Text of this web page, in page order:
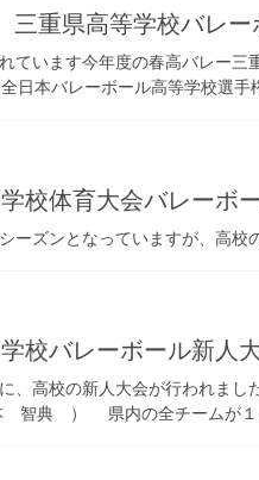
重県高等学校バレ
ています今年度の春高バレー三
日本バレーボール高等学校選
校体育大会バレーボ
ーズンとなっていますが、高校
校バレーボール新人
、高校の新人大会が行われま
智典 ） 県内の全チームが１